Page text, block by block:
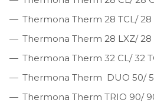
Thermona Therm 28 TCL/ 28
Thermona Therm 28 LXZ/ 28
Thermona Therm 32 CL/ 32
Thermona Therm DUO 50/
Thermona Therm TRIO 90/